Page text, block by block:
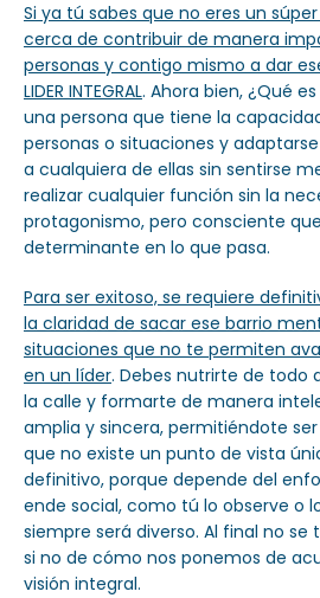
Si ya tú sabes que no eres un
cerca de contribuir de manera
personas y contigo mismo a dar
LIDER INTEGRAL. Ahora bien, ¿Qué
una persona que tiene la
personas o situaciones y
a cualquiera de ellas sin sentirse
realizar cualquier función sin la
protagonismo, pero consciente
determinante en lo que pasa.
Para ser exitoso, se requiere
la claridad de sacar ese barrio
situaciones que no te permiten
en un líder. Debes nutrirte de todo
la calle y formarte de manera
amplia y sincera, permitiéndote
que no existe un punto de vista
definitivo, porque depende del
ende social, como tú lo observe o
siempre será diverso. Al final no
si no de cómo nos ponemos de
visión integral.